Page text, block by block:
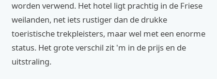
worden verwend. Het hotel ligt prachtig in de Friese
weilanden, net iets rustiger dan de drukke
toeristische trekpleisters, maar wel met een enorme
status. Het grote verschil zit 'm in de prijs en de
uitstraling.